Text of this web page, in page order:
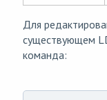
Для
существующем
команда: